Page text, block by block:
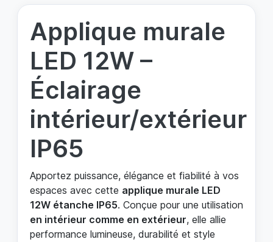
Applique murale
LED 12W –
Éclairage
intérieur/extérieur
IP65
Apportez puissance, élégance et fiabilité à vos
espaces avec cette applique murale LED
12W étanche IP65. Conçue pour une utilisation
en intérieur comme en extérieur, elle allie
performance lumineuse, durabilité et style